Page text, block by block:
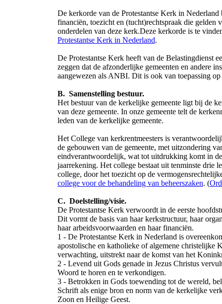
De kerkorde van de Protestantse Kerk in
financiën, toezicht en (tucht)rechtspraak die gelden
onderdelen van deze kerk.Deze kerkorde is te
Protestantse Kerk in Nederland.
De Protestantse Kerk heeft van de Belastingdienst
zeggen dat de afzonderlijke gemeenten en andere
aangewezen als ANBI. Dit is ook van toepassing
B. Samenstelling bestuur.
Het bestuur van de kerkelijke gemeente ligt bij de
van deze gemeente. In onze gemeente telt de
leden van de kerkelijke gemeente.
Het College van kerkrentmeesters is
de gebouwen van de gemeente, met uitzondering
eindverantwoordelijk, wat tot uitdrukking komt in
jaarrekening. Het college bestaat uit tenminste drie
college, door het toezicht op de
college voor de behandeling van beheerszaken. (
C. Doelstelling/visie.
De Protestantse Kerk verwoordt in de eerste
Dit vormt de basis van haar kerkstructuur, haar
haar arbeidsvoorwaarden en haar financiën.
1 - De Protestantse Kerk in Nederland is
apostolische en katholieke of algemene christelijke
verwachting, uitstrekt naar de komst van het
2 - Levend uit Gods genade in Jezus Christus
Woord te horen en te verkondigen.
3 - Betrokken in Gods toewending tot de wereld,
Schrift als enige bron en norm van de kerkelijke
Zoon en Heilige Geest.